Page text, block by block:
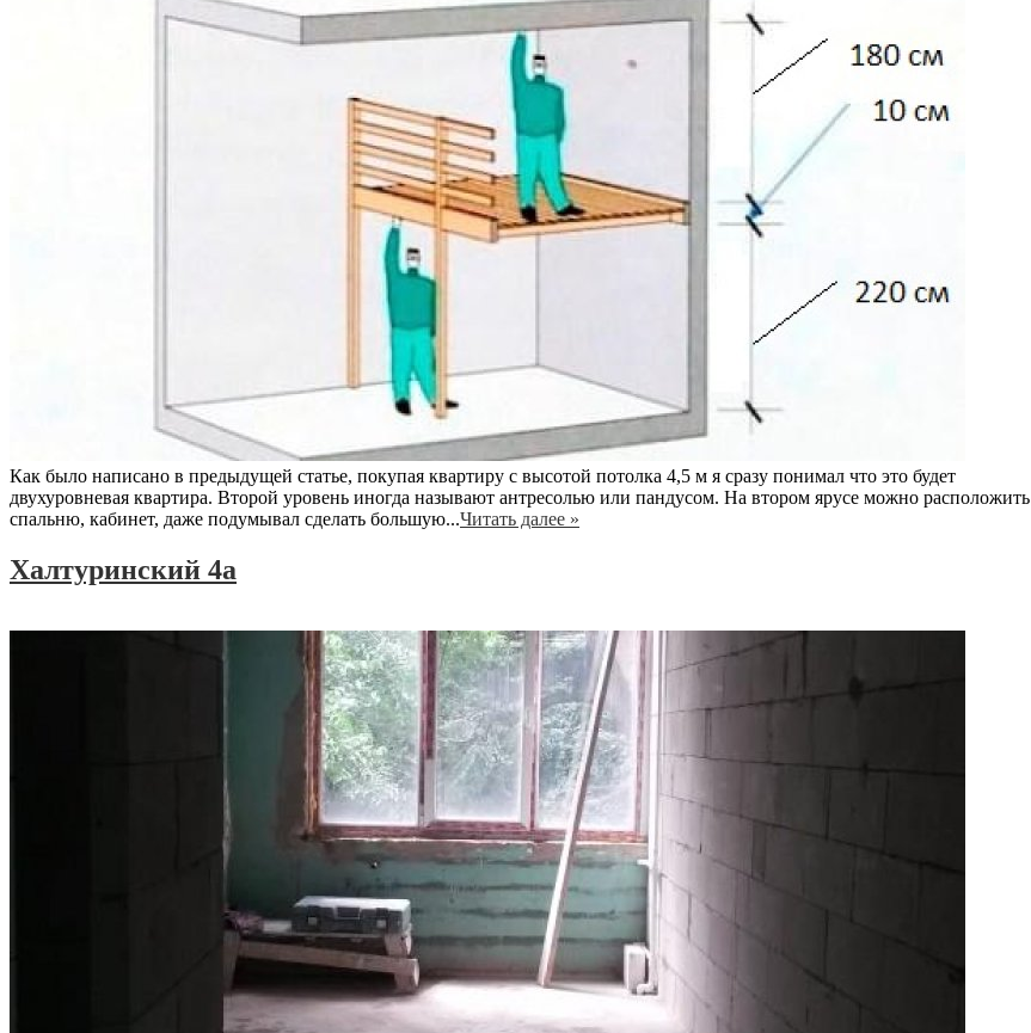
Как было написано в предыдущей статье, покупая квартиру с высотой потолка 4,5 м я сразу понимал что это будет
двухуровневая квартира. Второй уровень иногда называют антресолью или пандусом. На втором ярусе можно расположить
спальню, кабинет, даже подумывал сделать большую...Читать далее »
Халтуринский 4а